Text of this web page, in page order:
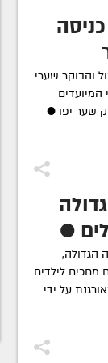
והבוקר שערי
שער יפו ●
●
הגדולה,
מחכים לילדים
על ידי